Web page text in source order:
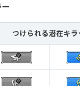
つけられる潜在キラ